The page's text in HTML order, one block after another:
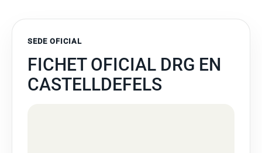
SEDE OFICIAL
FICHET OFICIAL DRG EN
CASTELLDEFELS